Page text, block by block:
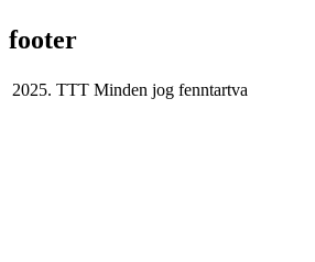
footer
2025. TTT Minden jog fenntartva